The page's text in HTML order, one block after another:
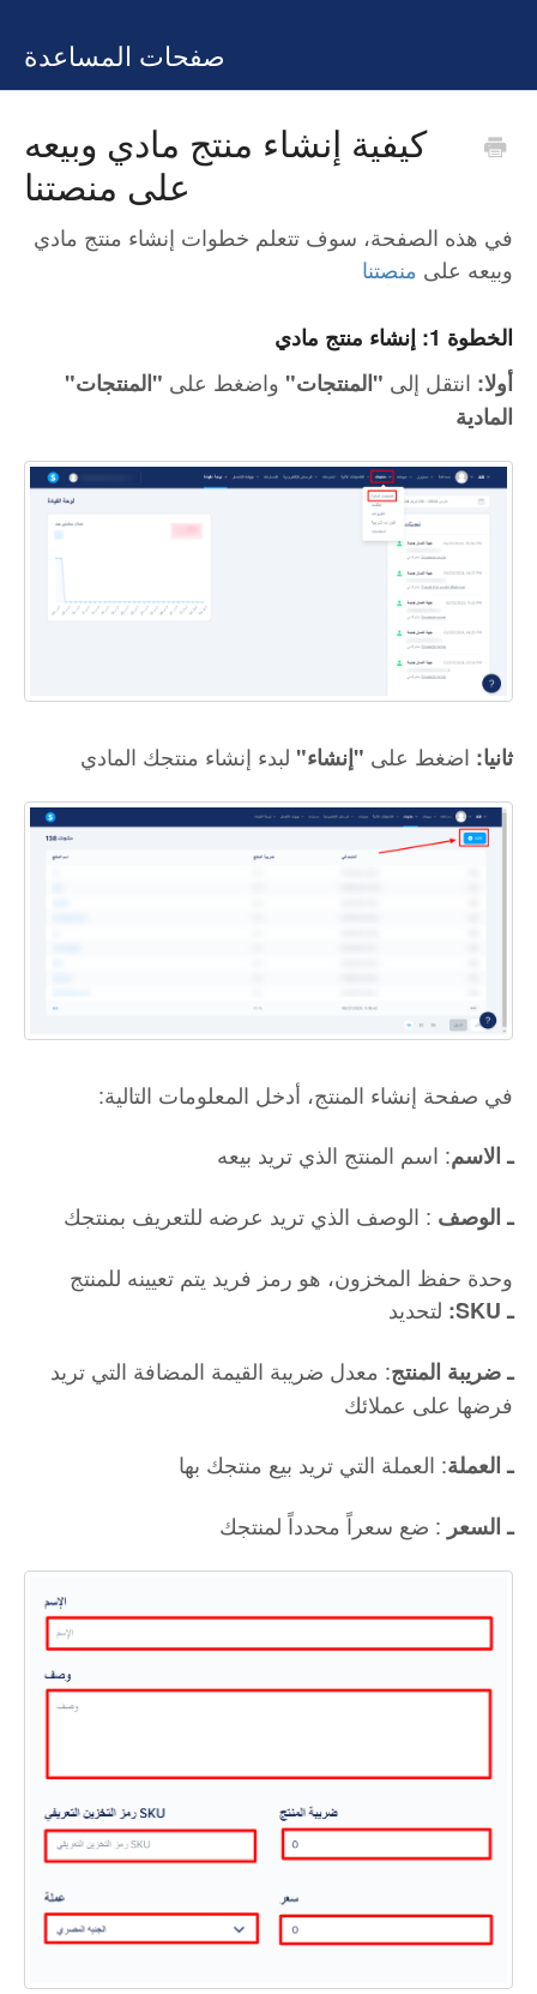
صفحات المساعدة
كيفية إنشاء منتج مادي وبيعه
على منصتنا
في هذه الصفحة، سوف تتعلم خطوات إنشاء منتج مادي
وبيعه على منصتنا
الخطوة 1: إنشاء منتج مادي
"أولا: انتقل إلى "المنتجات" واضغط على "المنتجات
المادية
ثانيا: اضغط على "إنشاء" لبدء إنشاء منتجك المادي
:في صفحة إنشاء المنتج، أدخل المعلومات التالية
ـ الاسم: اسم المنتج الذي تريد بيعه
ـ الوصف : الوصف الذي تريد عرضه للتعريف بمنتجك
وحدة حفظ المخزون، هو رمز فريد يتم تعيينه للمنتج
:SKU ـ
ـ ضريبة المنتج: معدل ضريبة القيمة المضافة التي تريد
فرضها على عملائك
ـ العملة: العملة التي تريد بيع منتجك بها
ـ السعر : ضع سعراً محدداً لمنتجك